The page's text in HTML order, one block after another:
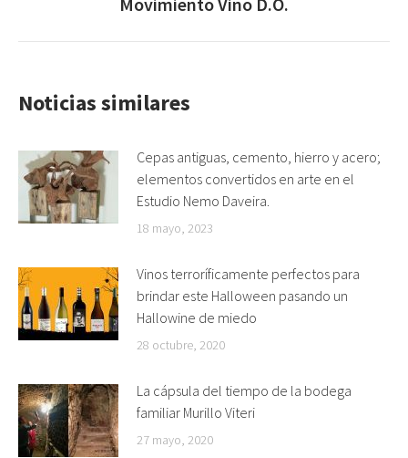
siguiente:
Noticias similares
Cepas antiguas, cemento, hierro y acero;
elementos convertidos en arte en el
Estudio Nemo Daveira.
18 mayo, 2023
Vinos terroríficamente perfectos para
brindar este Halloween pasando un
Hallowine de miedo
28 octubre, 2020
La cápsula del tiempo de la bodega
familiar Murillo Viteri
27 mayo, 2020